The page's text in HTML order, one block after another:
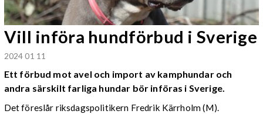
Vill införa hundförbud i Sverige
2024 01 11
Ett förbud mot avel och import av kamphundar och
andra särskilt farliga hundar bör införas i Sverige.
Det föreslår riksdagspolitikern Fredrik Kärrholm (M).